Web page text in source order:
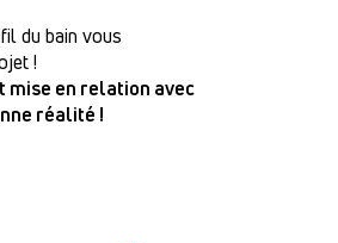
du bain vous
!
mise en relation avec
réalité !